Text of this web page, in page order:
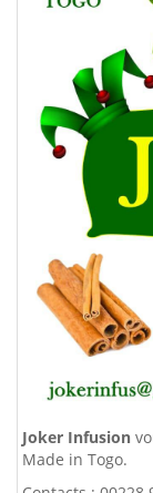
Joker Infusion
Made in Togo.